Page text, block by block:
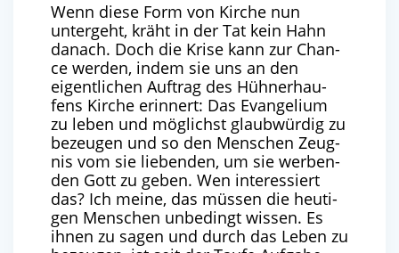
Wenn die­se Form von Kir­che nun
unter­geht, kräht in der Tat kein Hahn
danach. Doch die Kri­se kann zur Chan­
ce wer­den, indem sie uns an den
eigent­li­chen Auf­trag des Hüh­ner­hau­
fens Kir­che erin­nert: Das Evan­ge­li­um
zu leben und mög­lichst glaub­wür­dig zu
bezeu­gen und so den Men­schen Zeug­
nis vom sie lie­ben­den, um sie wer­ben­
den Gott zu geben. Wen inter­es­siert
das? Ich mei­ne, das müs­sen die heu­ti­
gen Men­schen unbe­dingt wis­sen. Es
ihnen zu sagen und durch das Leben zu